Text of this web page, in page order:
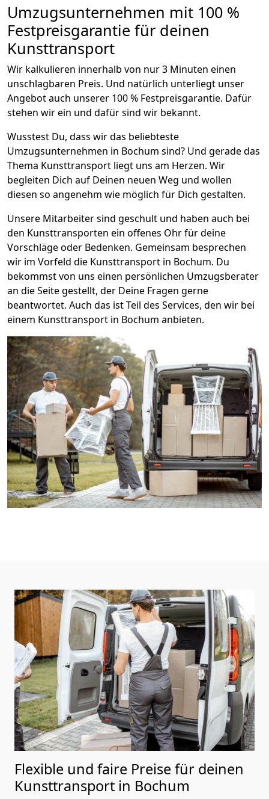
Umzugsunternehmen mit 100 %
Festpreisgarantie für deinen
Kunsttransport
Wir kalkulieren innerhalb von nur 3 Minuten einen
unschlagbaren Preis. Und natürlich unterliegt unser
Angebot auch unserer 100 % Festpreisgarantie. Dafür
stehen wir ein und dafür sind wir bekannt.
Wusstest Du, dass wir das beliebteste
Umzugsunternehmen in Bochum sind? Und gerade das
Thema Kunsttransport liegt uns am Herzen. Wir
begleiten Dich auf Deinen neuen Weg und wollen
diesen so angenehm wie möglich für Dich gestalten.
Unsere Mitarbeiter sind geschult und haben auch bei
den Kunsttransporten ein offenes Ohr für deine
Vorschläge oder Bedenken. Gemeinsam besprechen
wir im Vorfeld die Kunsttransport in Bochum. Du
bekommst von uns einen persönlichen Umzugsberater
an die Seite gestellt, der Deine Fragen gerne
beantwortet. Auch das ist Teil des Services, den wir bei
einem Kunsttransport in Bochum anbieten.
Flexible und faire Preise für deinen
Kunsttransport in Bochum